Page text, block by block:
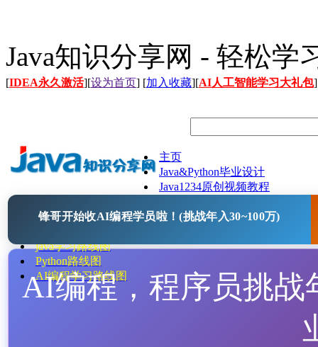
Java知识分享网 - 轻松学
[IDEA永久激活][设为首页] [加入收藏][AI人工智能学习大礼包]
主页
Java&Python毕业设计
Java1234原创视频教程
Java开源项目
java学习路线图
Python路线图
AI编程学习路线图
锋哥开始收AI编程学员啦！(挑战年入30~100万)
AI编程，程序员挑战